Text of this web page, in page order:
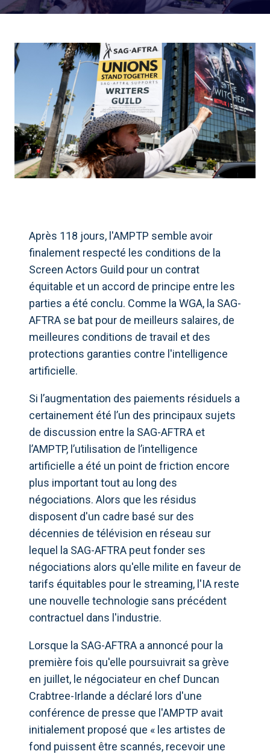
Après 118 jours, l'AMPTP semble avoir
finalement respecté les conditions de la
Screen Actors Guild pour un contrat
équitable et un accord de principe entre les
parties a été conclu. Comme la WGA, la SAG-
AFTRA se bat pour de meilleurs salaires, de
meilleures conditions de travail et des
protections garanties contre l'intelligence
artificielle.
Si l’augmentation des paiements résiduels a
certainement été l’un des principaux sujets
de discussion entre la SAG-AFTRA et
l’AMPTP, l’utilisation de l’intelligence
artificielle a été un point de friction encore
plus important tout au long des
négociations. Alors que les résidus
disposent d'un cadre basé sur des
décennies de télévision en réseau sur
lequel la SAG-AFTRA peut fonder ses
négociations alors qu'elle milite en faveur de
tarifs équitables pour le streaming, l'IA reste
une nouvelle technologie sans précédent
contractuel dans l'industrie.
Lorsque la SAG-AFTRA a annoncé pour la
première fois qu'elle poursuivrait sa grève
en juillet, le négociateur en chef Duncan
Crabtree-Irlande a déclaré lors d'une
conférence de presse que l'AMPTP avait
initialement proposé que « les artistes de
fond puissent être scannés, recevoir une